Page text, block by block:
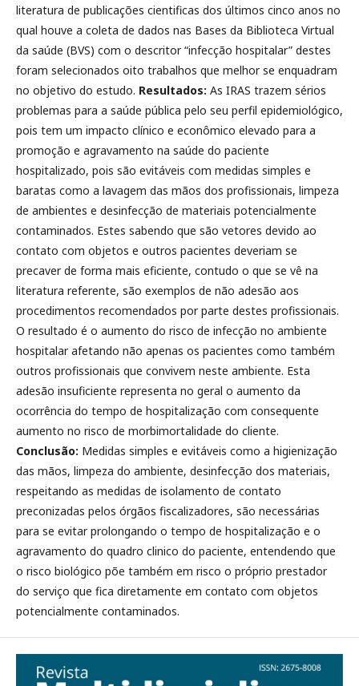
literatura de publicações cientificas dos últimos cinco anos no
qual houve a coleta de dados nas Bases da Biblioteca Virtual
da saúde (BVS) com o descritor “infecção hospitalar” destes
foram selecionados oito trabalhos que melhor se enquadram
no objetivo do estudo. Resultados: As IRAS trazem sérios
problemas para a saúde pública pelo seu perfil epidemiológico,
pois tem um impacto clínico e econômico elevado para a
promoção e agravamento na saúde do paciente
hospitalizado, pois são evitáveis com medidas simples e
baratas como a lavagem das mãos dos profissionais, limpeza
de ambientes e desinfecção de materiais potencialmente
contaminados. Estes sabendo que são vetores devido ao
contato com objetos e outros pacientes deveriam se
precaver de forma mais eficiente, contudo o que se vê na
literatura referente, são exemplos de não adesão aos
procedimentos recomendados por parte destes profissionais.
O resultado é o aumento do risco de infecção no ambiente
hospitalar afetando não apenas os pacientes como também
outros profissionais que convivem neste ambiente. Esta
adesão insuficiente representa no geral o aumento da
ocorrência do tempo de hospitalização com consequente
aumento no risco de morbimortalidade do cliente.
Conclusão: Medidas simples e evitáveis como a higienização
das mãos, limpeza do ambiente, desinfecção dos materiais,
respeitando as medidas de isolamento de contato
preconizadas pelos órgãos fiscalizadores, são necessárias
para se evitar prolongando o tempo de hospitalização e o
agravamento do quadro clinico do paciente, entendendo que
o risco biológico põe também em risco o próprio prestador
do serviço que fica diretamente em contato com objetos
potencialmente contaminados.